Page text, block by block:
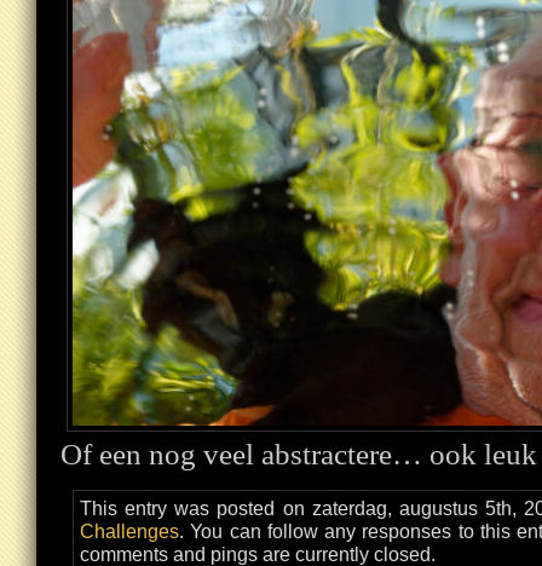
Of een nog veel abstractere… ook leuk
This entry was posted on zaterdag, augustus 5th,
Challenges. You can follow any responses to this
comments and pings are currently closed.